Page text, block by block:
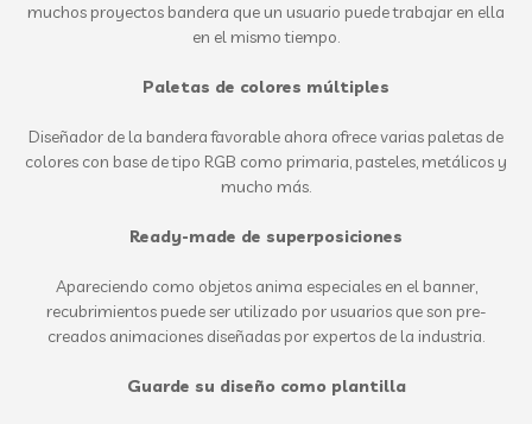
muchos proyectos bandera que un usuario puede trabajar en ella
en el mismo tiempo.
Paletas de colores múltiples
Diseñador de la bandera favorable ahora ofrece varias paletas de
colores con base de tipo RGB como primaria, pasteles, metálicos y
mucho más.
Ready-made de superposiciones
Apareciendo como objetos anima especiales en el banner,
recubrimientos puede ser utilizado por usuarios que son pre-
creados animaciones diseñadas por expertos de la industria.
Guarde su diseño como plantilla